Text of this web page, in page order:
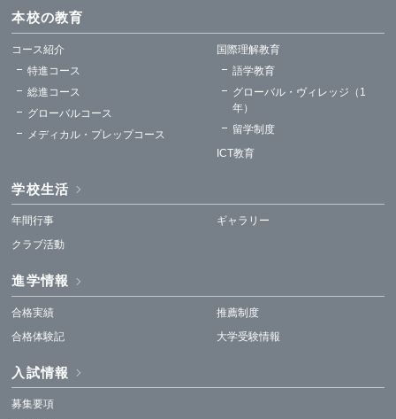
本校の教育
コース紹介
特進コース
総進コース
グローバルコース
メディカル・プレップコース
国際理解教育
語学教育
グローバル・ヴィレッジ（1
年）
留学制度
ICT教育
学校生活
年間行事
クラブ活動
ギャラリー
進学情報
合格実績
合格体験記
推薦制度
大学受験情報
入試情報
募集要項